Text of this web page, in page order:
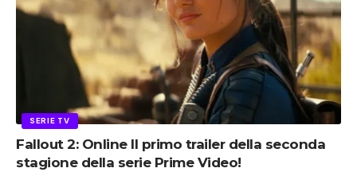
SERIE TV
Fallout 2: Online Il primo trailer della seconda
stagione della serie Prime Video!